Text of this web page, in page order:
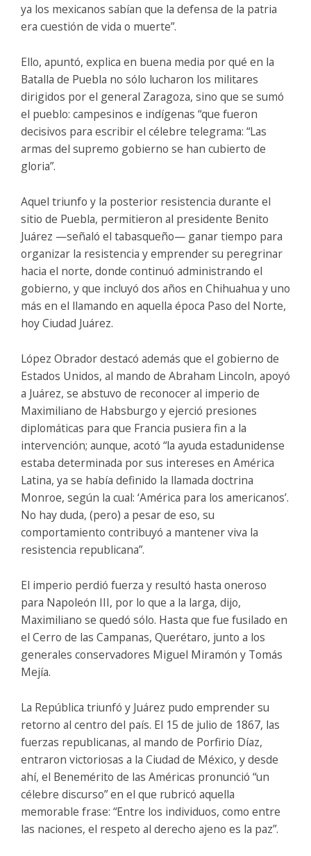
ya los mexicanos sabían que la defensa de la patria
era cuestión de vida o muerte”.
Ello, apuntó, explica en buena media por qué en la
Batalla de Puebla no sólo lucharon los militares
dirigidos por el general Zaragoza, sino que se sumó
el pueblo: campesinos e indígenas “que fueron
decisivos para escribir el célebre telegrama: “Las
armas del supremo gobierno se han cubierto de
gloria”.
Aquel triunfo y la posterior resistencia durante el
sitio de Puebla, permitieron al presidente Benito
Juárez —señaló el tabasqueño— ganar tiempo para
organizar la resistencia y emprender su peregrinar
hacia el norte, donde continuó administrando el
gobierno, y que incluyó dos años en Chihuahua y uno
más en el llamando en aquella época Paso del Norte,
hoy Ciudad Juárez.
López Obrador destacó además que el gobierno de
Estados Unidos, al mando de Abraham Lincoln, apoyó
a Juárez, se abstuvo de reconocer al imperio de
Maximiliano de Habsburgo y ejerció presiones
diplomáticas para que Francia pusiera fin a la
intervención; aunque, acotó “la ayuda estadunidense
estaba determinada por sus intereses en América
Latina, ya se había definido la llamada doctrina
Monroe, según la cual: ‘América para los americanos’.
No hay duda, (pero) a pesar de eso, su
comportamiento contribuyó a mantener viva la
resistencia republicana”.
El imperio perdió fuerza y resultó hasta oneroso
para Napoleón III, por lo que a la larga, dijo,
Maximiliano se quedó sólo. Hasta que fue fusilado en
el Cerro de las Campanas, Querétaro, junto a los
generales conservadores Miguel Miramón y Tomás
Mejía.
La República triunfó y Juárez pudo emprender su
retorno al centro del país. El 15 de julio de 1867, las
fuerzas republicanas, al mando de Porfirio Díaz,
entraron victoriosas a la Ciudad de México, y desde
ahí, el Benemérito de las Américas pronunció “un
célebre discurso” en el que rubricó aquella
memorable frase: “Entre los individuos, como entre
las naciones, el respeto al derecho ajeno es la paz”.